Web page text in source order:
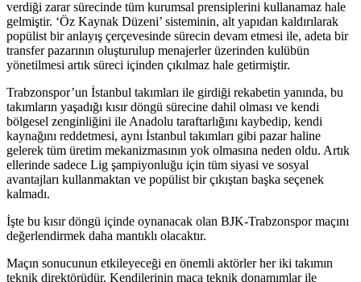
verdiği zarar sürecinde tüm kurumsal prensiplerini kullanamaz hale
gelmiştir. ‘Öz Kaynak Düzeni’ sisteminin, alt yapıdan kaldırılarak
popülist bir anlayış çerçevesinde sürecin devam etmesi ile, adeta bir
transfer pazarının oluşturulup menajerler üzerinden kulübün
yönetilmesi artık süreci içinden çıkılmaz hale getirmiştir.
Trabzonspor’un İstanbul takımları ile girdiği rekabetin yanında, bu
takımların yaşadığı kısır döngü sürecine dahil olması ve kendi
bölgesel zenginliğini ile Anadolu taraftarlığını kaybedip, kendi
kaynağını reddetmesi, aynı İstanbul takımları gibi pazar haline
gelerek tüm üretim mekanizmasının yok olmasına neden oldu. Artık
ellerinde sadece Lig şampiyonluğu için tüm siyasi ve sosyal
avantajları kullanmaktan ve popülist bir çıkıştan başka seçenek
kalmadı.
İşte bu kısır döngü içinde oynanacak olan BJK-Trabzonspor maçını
değerlendirmek daha mantıklı olacaktır.
Maçın sonucunun etkileyeceği en önemli aktörler her iki takımın
teknik direktörüdür. Kendilerinin maça teknik donamımlar ile